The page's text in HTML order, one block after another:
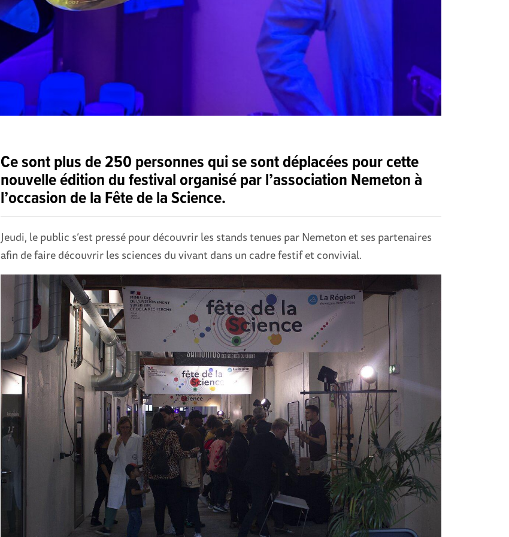
Ce sont plus de 250 personnes qui se sont déplacées pour cette
nouvelle édition du festival organisé par l’association Nemeton à
l’occasion de la Fête de la Science.
Jeudi, le public s’est pressé pour découvrir les stands tenues par Nemeton et ses partenaires
afin de faire découvrir les sciences du vivant dans un cadre festif et convivial.